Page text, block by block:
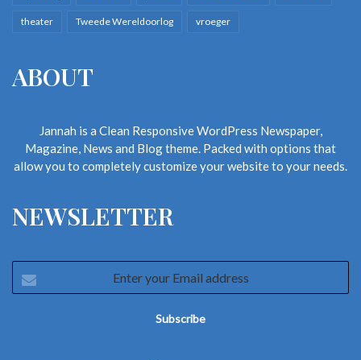
theater Tweede Wereldoorlog vroeger
ABOUT
Jannah is a Clean Responsive WordPress Newspaper,
Magazine, News and Blog theme. Packed with options that
allow you to completely customize your website to your needs.
NEWSLETTER
your